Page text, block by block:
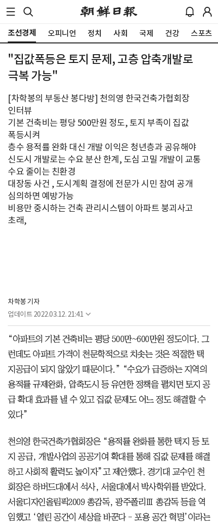
조선경제 오피니언 정치 사회 국제 건강 스포츠
"집값폭등은 토지 문제, 고층 압축개발로
극복 가능"
[차학봉의 부동산 봉다방] 천의영 한국건축가협회장
인터뷰
기본 건축비는 평당 500만원 정도, 토지 부족이 집값
폭등시켜
층수 용적률 완화 대신 개발 이익은 청년층과 공유해야
신도시 개발로는 수요 분산 한계, 도심 고밀 개발이 교통
수요 줄이는 친환경
대장동 사건 , 도시계획 결정에 전문가 시민 참여 공개
심의하면 예방가능
비용만 중시하는 건축 관리시스템이 아파트 붕괴사고
초래,
차학봉 기자
업데이트 2022.03.12. 21:41
“아파트의 기본 건축비는 평당 500만~600만원 정도이다. 그
런데도 아파트 가격이 천문학적으로 치솟는 것은 적절한 택
지공급이 되지 않았기 때문이다.” “수요가 급증하는 지역의
용적률 규제완화, 압축도시 등 유연한 정책을 펼치면 토지 공
급 확대 효과를 낼 수 있고 집값 문제도 어느 정도 해결할 수
있다”
천의영 한국건축가협회장은 “용적률 완화를 통한 택지 등 토
지 공급, 개발사업의 공공기여 확대를 통해 집값 문제를 해결
하고 사회적 활력도 높이자”고 제안했다. 경기대 교수인 천
회장은 하버드대에서 석사, 서울대에서 박사학위를 받았다.
서울디자인올림픽2009 총감독, 광주폴리Ⅲ 총감독 등을 역
임했고 ‘열린 공간이 세상을 바꾼다 - 포용 공간 혁명’이라는